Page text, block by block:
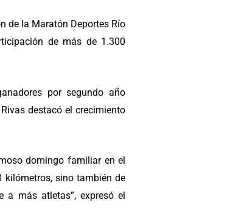
de la Maratón Deportes Río
de más de 1.300
por segundo año
destacó el crecimiento
domingo familiar en el
kilómetros, sino también de
más atletas”, expresó el